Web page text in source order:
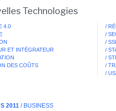
Technologies
4.0
ET INTÉGRATEUR
DES COÛTS
/
/
/
/
/
/
/
2011 / BUSINESS